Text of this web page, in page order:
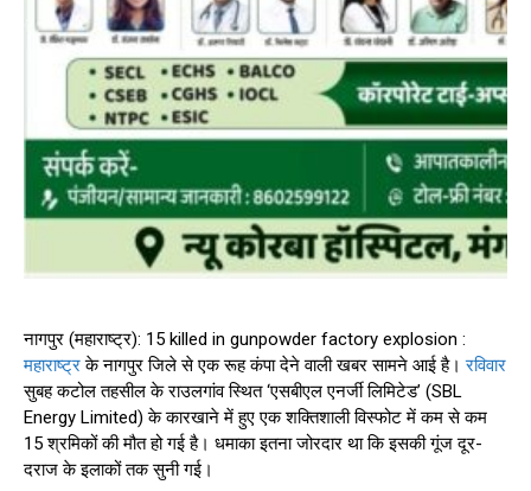
नागपुर (महाराष्ट्र): 15 killed in gunpowder factory explosion :
महाराष्ट्रके नागपुर जिले से एक रूह कंपा देने वाली खबर सामने आई है।रविवार
सुबह कटोल तहसील के राउलगांव स्थित ‘एसबीएल एनर्जी लिमिटेड’ (SBL
Energy Limited) के कारखाने में हुए एक शक्तिशाली विस्फोट में कम से कम
15 श्रमिकों की मौत हो गई है। धमाका इतना जोरदार था कि इसकी गूंज दूर-
दराज के इलाकों तक सुनी गई।